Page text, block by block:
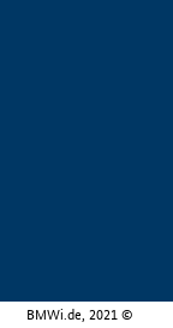
BMWi.de, 2021 ©